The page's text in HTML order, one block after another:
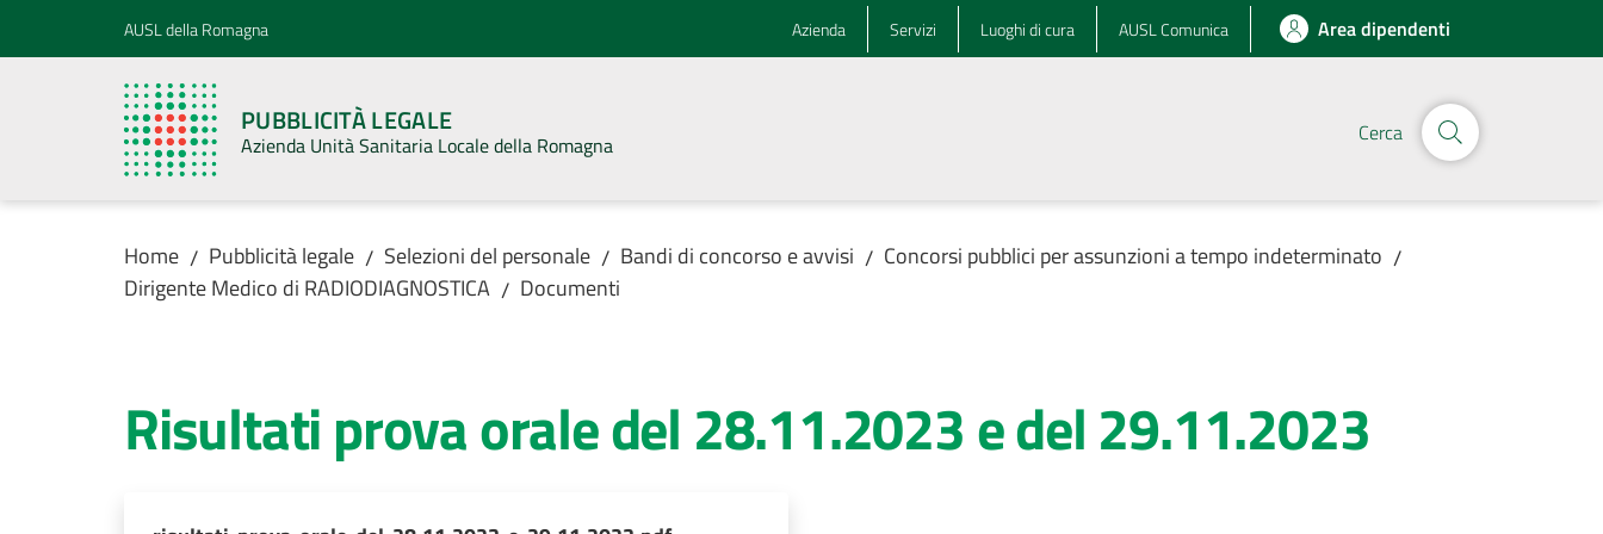
Vai al contenuto
Vai alla navigazioneAUSL della Romagna Azienda Servizi Luoghi di cura AUSL Comunica Area dipendenti
PUBBLICITÀ LEGALE
Azienda Unità Sanitaria Locale della Romagna Cerca
Home / Pubblicità legale / Selezioni del personale / Bandi di concorso e avvisi / Concorsi pubblici per assunzioni a tempo indeterminato /
Dirigente Medico di RADIODIAGNOSTICA / Documenti
Risultati prova orale del 28.11.2023 e del 29.11.2023